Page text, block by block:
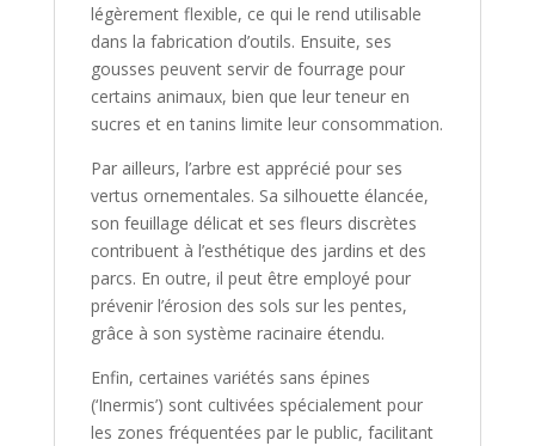
légèrement flexible, ce qui le rend utilisable
dans la fabrication d’outils. Ensuite, ses
gousses peuvent servir de fourrage pour
certains animaux, bien que leur teneur en
sucres et en tanins limite leur consommation.
Par ailleurs, l’arbre est apprécié pour ses
vertus ornementales. Sa silhouette élancée,
son feuillage délicat et ses fleurs discrètes
contribuent à l’esthétique des jardins et des
parcs. En outre, il peut être employé pour
prévenir l’érosion des sols sur les pentes,
grâce à son système racinaire étendu.
Enfin, certaines variétés sans épines
(‘Inermis’) sont cultivées spécialement pour
les zones fréquentées par le public, facilitant